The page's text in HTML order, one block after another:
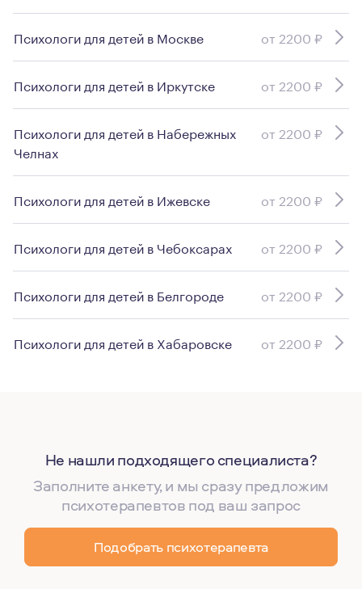
Психологи для детей в Москве от 2200 ₽
Психологи для детей в Иркутске от 2200 ₽
Психологи для детей в Набережных
Челнах
от 2200 ₽
Психологи для детей в Ижевске от 2200 ₽
Психологи для детей в Чебоксарах от 2200 ₽
Психологи для детей в Белгороде от 2200 ₽
Психологи для детей в Хабаровске от 2200 ₽
Не нашли подходящего специалиста?
Заполните анкету, и мы сразу предложим
психотерапевтов под ваш запрос
Подобрать психотерапевта